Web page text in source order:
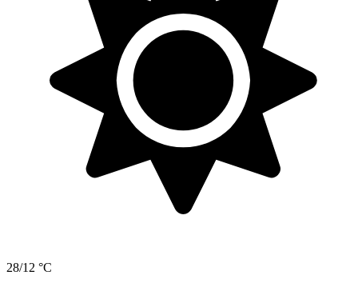
28/12 °C